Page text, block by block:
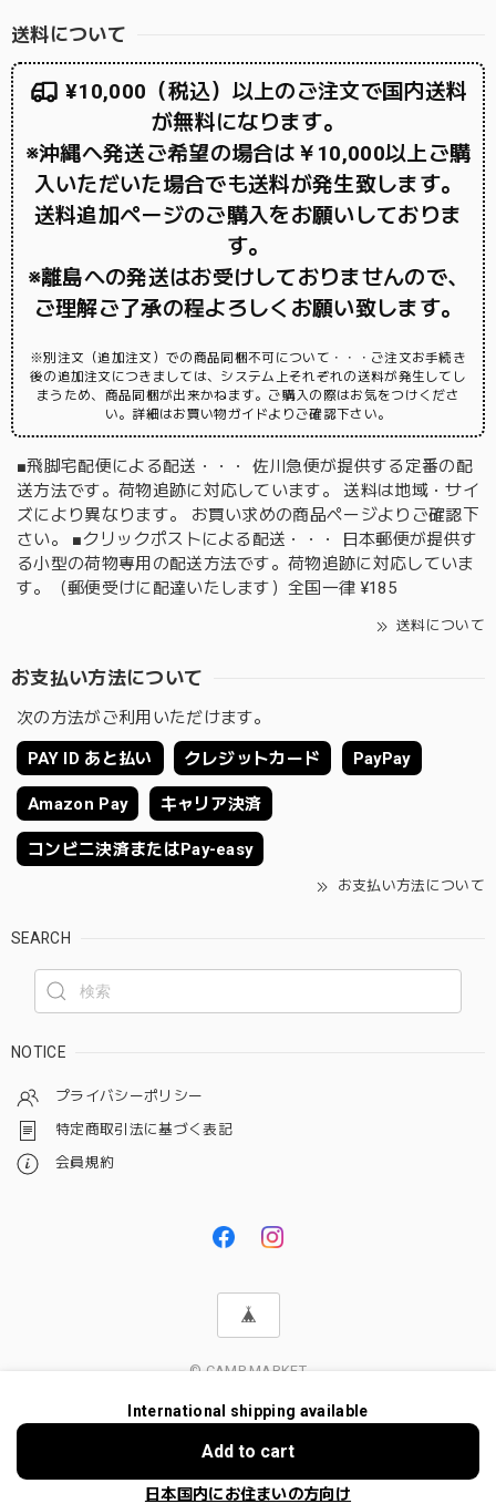
送料について
¥10,000（税込）以上のご注文で国内送料
が無料になります。
※沖縄へ発送ご希望の場合は￥10,000以上ご購
入いただいた場合でも送料が発生致します。
送料追加ページのご購入をお願いしておりま
す。
※離島への発送はお受けしておりませんので、
ご理解ご了承の程よろしくお願い致します。
※別注文（追加注文）での商品同梱不可について・・・ご注文お手続き
後の追加注文につきましては、システム上それぞれの送料が発生してし
まうため、商品同梱が出来かねます。ご購入の際はお気をつけくださ
い。詳細はお買い物ガイドよりご確認下さい。
■飛脚宅配便による配送・・・ 佐川急便が提供する定番の配
送方法です。荷物追跡に対応しています。 送料は地域・サイ
ズにより異なります。 お買い求めの商品ページよりご確認下
さい。 ■クリックポストによる配送・・・ 日本郵便が提供す
る小型の荷物専用の配送方法です。荷物追跡に対応していま
す。（郵便受けに配達いたします）全国一律 ¥185
送料について
お支払い方法について
次の方法がご利用いただけます。
PAY ID あと払い クレジットカード PayPay
Amazon Pay キャリア決済
コンビニ決済またはPay-easy
お支払い方法について
SEARCH
NOTICE
プライバシーポリシー
特定商取引法に基づく表記
会員規約
© CAMP MARKET
International shipping available
Add to cart
日本国内にお住まいの方向け